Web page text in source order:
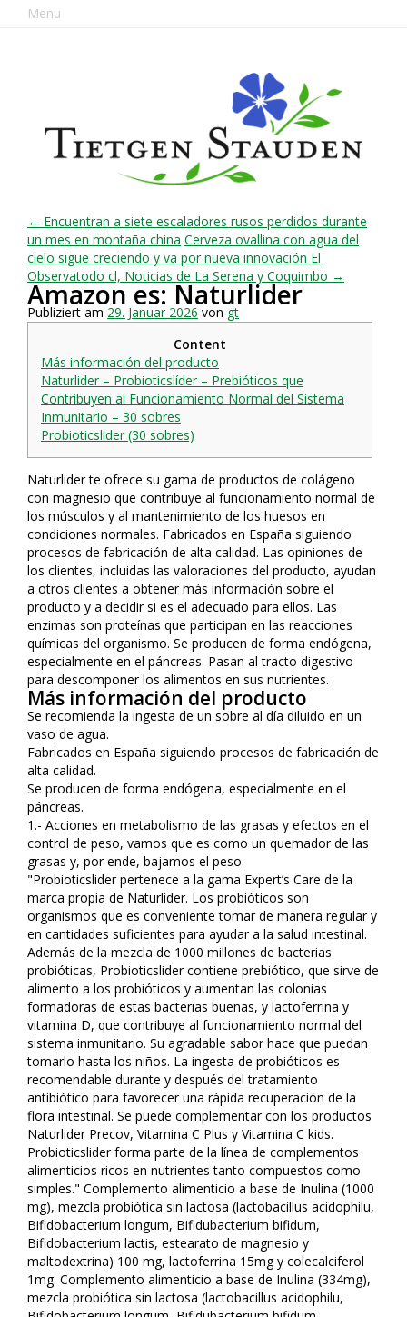
Menu
← Encuentran a siete escaladores rusos perdidos durante
un mes en montaña china Cerveza ovallina con agua del
cielo sigue creciendo y va por nueva innovación El
Observatodo cl, Noticias de La Serena y Coquimbo →
Amazon es: Naturlider
Publiziert am 29. Januar 2026 von gt
Content
Más información del producto
Naturlider – Probioticslíder – Prebióticos que
Contribuyen al Funcionamiento Normal del Sistema
Inmunitario – 30 sobres
Probioticslider (30 sobres)
Naturlider te ofrece su gama de productos de colágeno
con magnesio que contribuye al funcionamiento normal de
los músculos y al mantenimiento de los huesos en
condiciones normales. Fabricados en España siguiendo
procesos de fabricación de alta calidad. Las opiniones de
los clientes, incluidas las valoraciones del producto, ayudan
a otros clientes a obtener más información sobre el
producto y a decidir si es el adecuado para ellos. Las
enzimas son proteínas que participan en las reacciones
químicas del organismo. Se producen de forma endógena,
especialmente en el páncreas. Pasan al tracto digestivo
para descomponer los alimentos en sus nutrientes.
Más información del producto
Se recomienda la ingesta de un sobre al día diluido en un
vaso de agua.
Fabricados en España siguiendo procesos de fabricación de
alta calidad.
Se producen de forma endógena, especialmente en el
páncreas.
1.- Acciones en metabolismo de las grasas y efectos en el
control de peso, vamos que es como un quemador de las
grasas y, por ende, bajamos el peso.
"Probioticslider pertenece a la gama Expert’s Care de la
marca propia de Naturlider. Los probióticos son
organismos que es conveniente tomar de manera regular y
en cantidades suficientes para ayudar a la salud intestinal.
Además de la mezcla de 1000 millones de bacterias
probióticas, Probioticslider contiene prebiótico, que sirve de
alimento a los probióticos y aumentan las colonias
formadoras de estas bacterias buenas, y lactoferrina y
vitamina D, que contribuye al funcionamiento normal del
sistema inmunitario. Su agradable sabor hace que puedan
tomarlo hasta los niños. La ingesta de probióticos es
recomendable durante y después del tratamiento
antibiótico para favorecer una rápida recuperación de la
flora intestinal. Se puede complementar con los productos
Naturlider Precov, Vitamina C Plus y Vitamina C kids.
Probioticslider forma parte de la línea de complementos
alimenticios ricos en nutrientes tanto compuestos como
simples." Complemento alimenticio a base de Inulina (1000
mg), mezcla probiótica sin lactosa (lactobacillus acidophilu,
Bifidobacterium longum, Bifidubacterium bifidum,
Bifidobacterium lactis, estearato de magnesio y
maltodextrina) 100 mg, lactoferrina 15mg y colecalciferol
1mg. Complemento alimenticio a base de Inulina (334mg),
mezcla probiótica sin lactosa (lactobacillus acidophilu,